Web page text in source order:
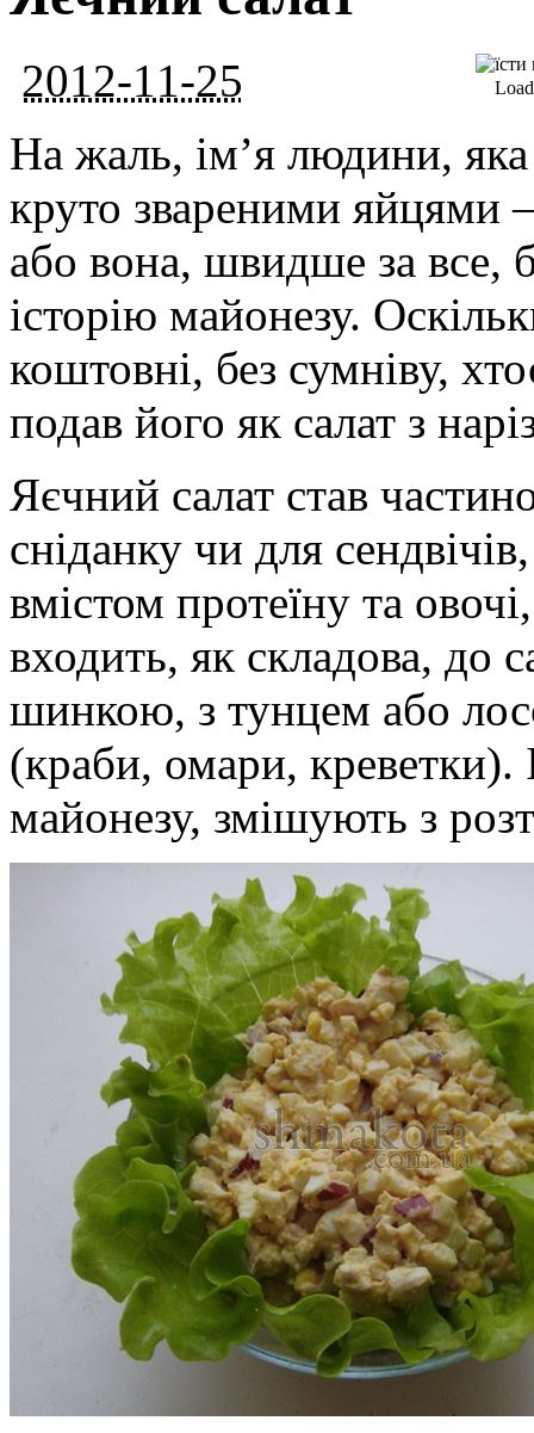
2012-11-25
На жаль, ім’я людини,
круто звареними яйцями –
або вона, швидше за все,
історію майонезу.
коштовні, без сумніву,
подав його як салат з
Яєчний салат став
сніданку чи для
вмістом протеїну та
входить, як складова, до
шинкою, з тунцем або
(краби, омари, креветки).
майонезу, змішують з